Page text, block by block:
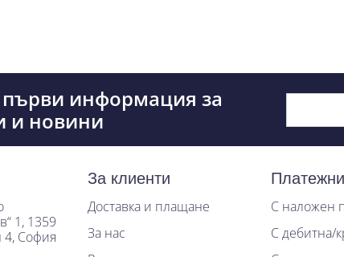
информация за
и новини
1, 1359
София
За клиенти
Доставка и плащане
За нас
С наложен
С дебитна/